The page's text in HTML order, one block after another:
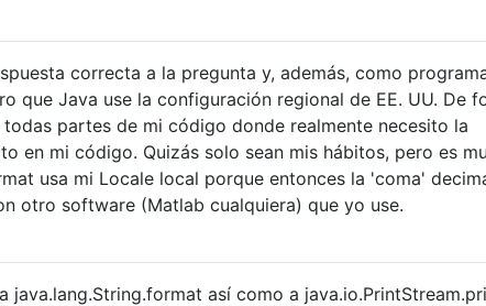
correcta a la pregunta y, además, como
que Java use la configuración regional de EE. UU. De
partes de mi código donde realmente necesito la
en mi código. Quizás solo sean mis hábitos, pero es
usa mi Locale local porque entonces la 'coma'
otro software (Matlab cualquiera) que yo use.
java.lang.String.format así como a